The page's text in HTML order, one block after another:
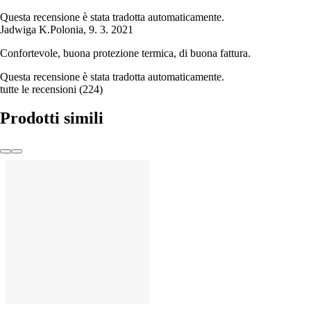
Questa recensione è stata tradotta automaticamente.
Jadwiga K.Polonia, 9. 3. 2021
Confortevole, buona protezione termica, di buona fattura.
Questa recensione è stata tradotta automaticamente.
tutte le recensioni (224)
Prodotti simili